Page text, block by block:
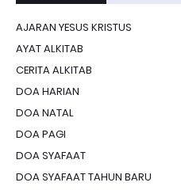
AJARAN YESUS KRISTUS
AYAT ALKITAB
CERITA ALKITAB
DOA HARIAN
DOA NATAL
DOA PAGI
DOA SYAFAAT
DOA SYAFAAT TAHUN BARU